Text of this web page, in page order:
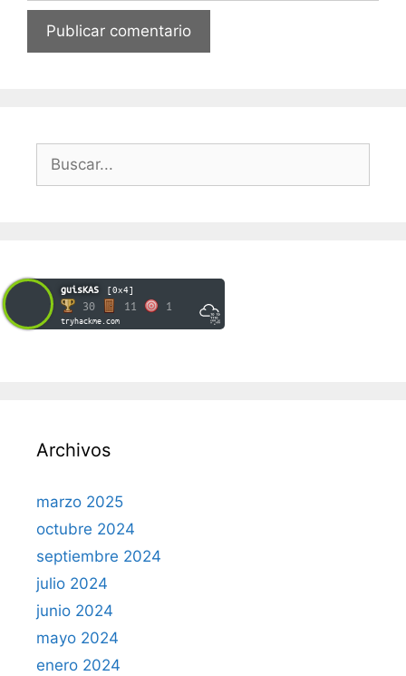
Buscar:
guisKAS [0x4]
30 11 1
tryhackme.com
Archivos
marzo 2025
octubre 2024
septiembre 2024
julio 2024
junio 2024
mayo 2024
enero 2024